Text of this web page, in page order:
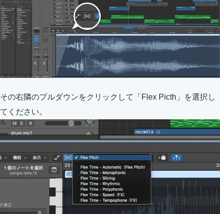
その右隣のプルダウンをクリックして「Flex Picth」を選択し
てください。